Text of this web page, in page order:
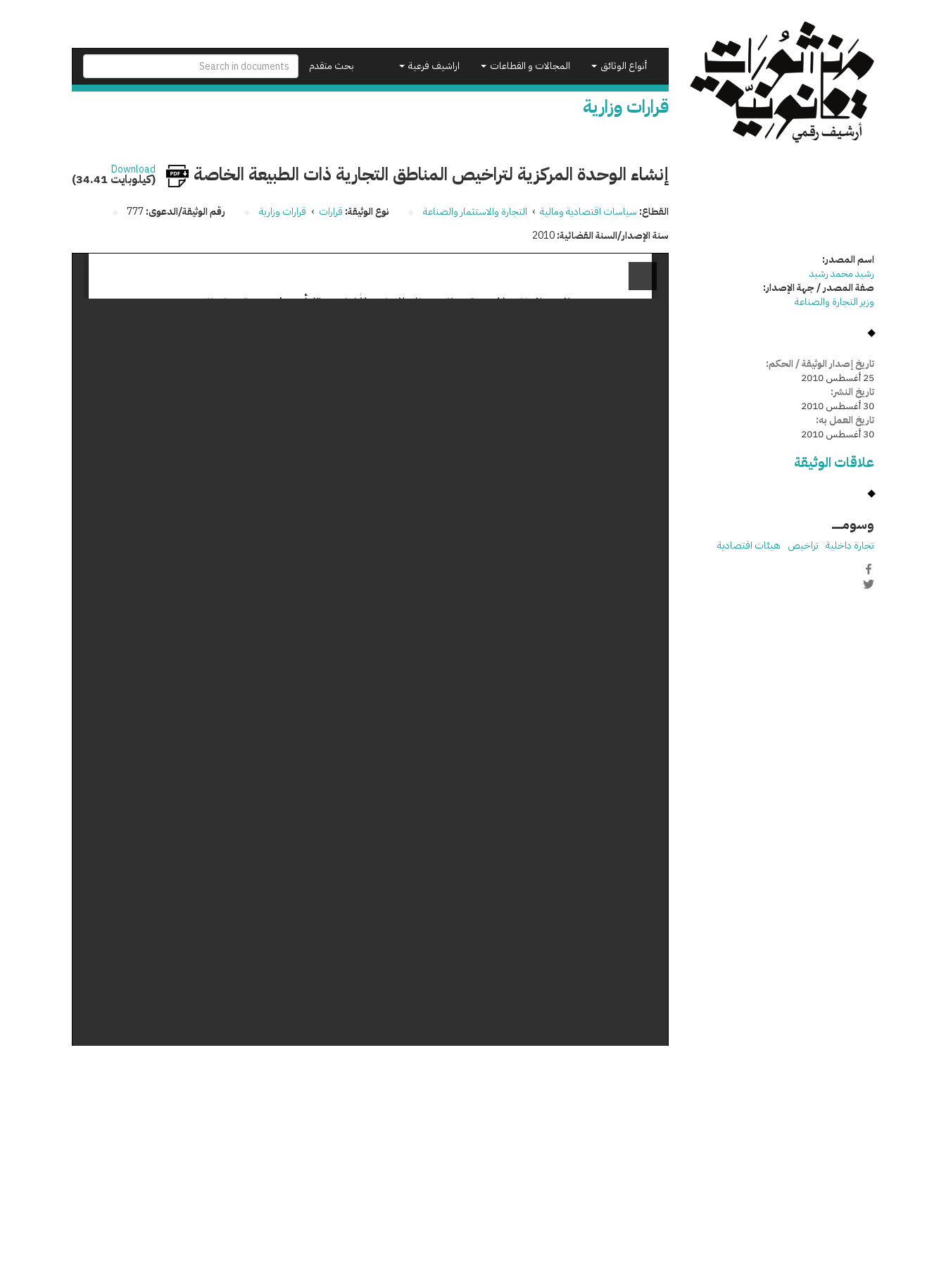
بحث متقدم
أنواع الوثائق المجالات و القطاعات اراشيف فرعية
قرارات وزارية
إنشاء الوحدة المركزية لتراخيص المناطق التجارية ذات الطبيعة الخاصة Download
(34.41 كيلوبايت)
القطاع: سياسات اقتصادية ومالية › التجارة والاستثمار والصناعة نوع الوثيقة: قرارات › قرارات وزارية رقم الوثيقة/الدعوى:777
سنة الإصدار/السنة القضائية:2010
اسم المصدر:
رشيد محمد رشيد
صفة المصدر / جهة الإصدار:
وزير التجارة والصناعة
تاريخ إصدار الوثيقة / الحكم:
25 أغسطس 2010
تاريخ النشر:
30 أغسطس 2010
تاريخ العمل به:
30 أغسطس 2010
علاقات الوثيقة
وسومـــــ
تجارة داخلية تراخيص هيئات اقتصادية